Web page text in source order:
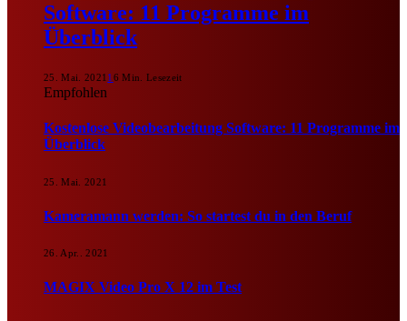
Software: 11 Programme im
Überblick
25. Mai. 2021 1 6 Min. Lesezeit
Empfohlen
Kostenlose Videobearbeitung Software: 11 Programme im
Überblick
25. Mai. 2021
Kameramann werden: So startest du in den Beruf
26. Apr.. 2021
MAGIX Video Pro X 12 im Test